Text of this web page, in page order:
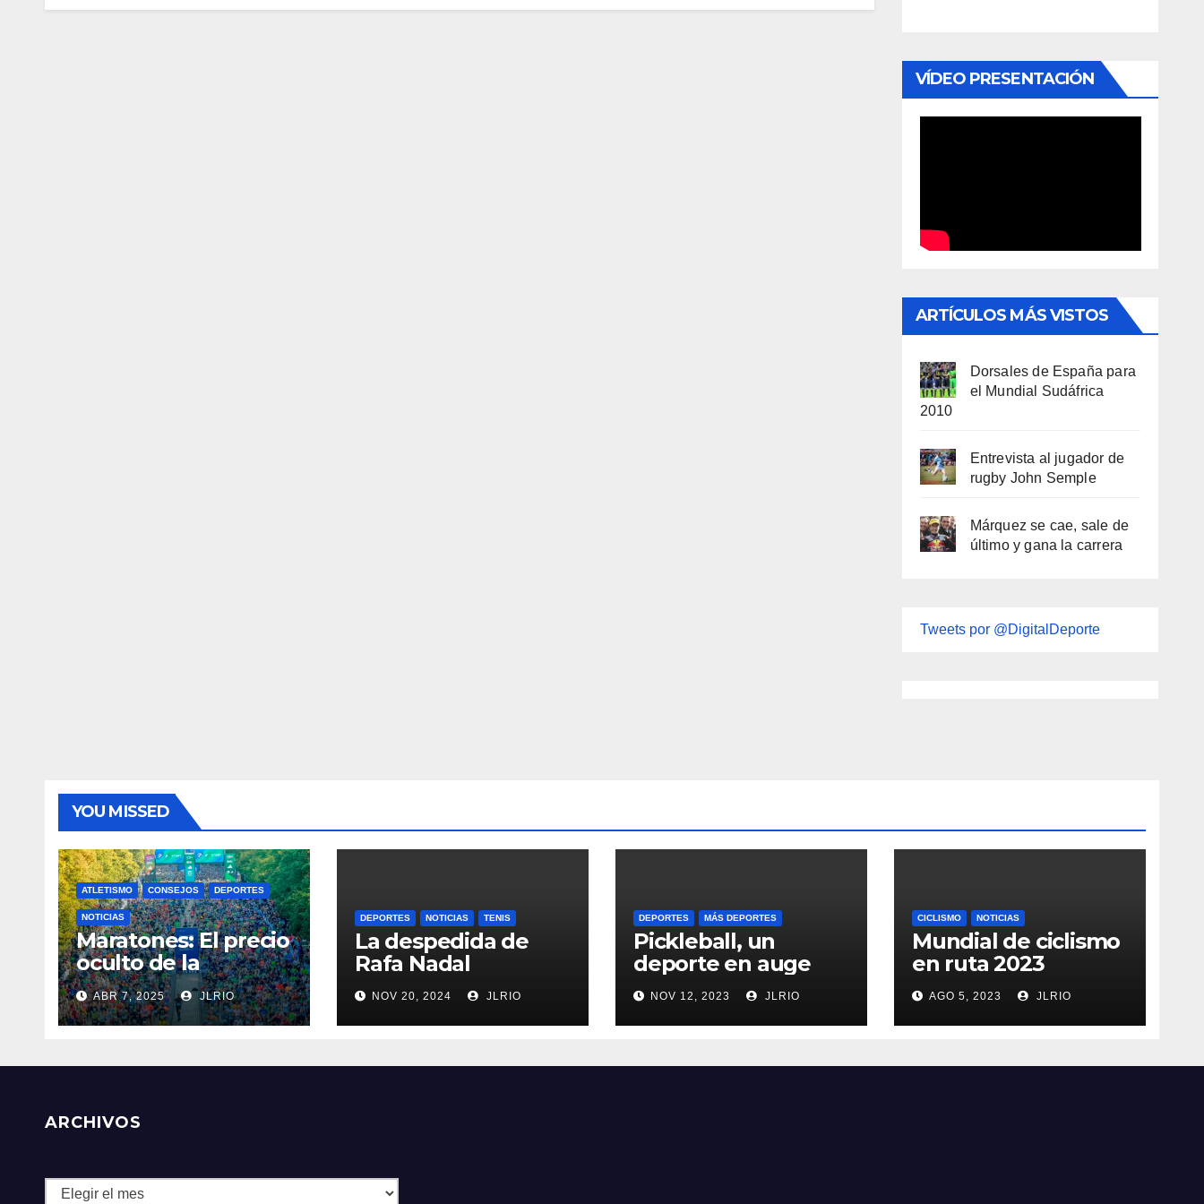
VÍDEO PRESENTACIÓN
ARTÍCULOS MÁS VISTOS
Dorsales de España para
el Mundial Sudáfrica
2010
Entrevista al jugador de
rugby John Semple
Márquez se cae, sale de
último y gana la carrera
Tweets por @DigitalDeporte
YOU MISSED
ATLETISMO CONSEJOS DEPORTES
NOTICIAS
Maratones: El precio
oculto de la
resistencia
ABR 7, 2025 JLRIO
DEPORTES NOTICIAS TENIS
La despedida de
Rafa Nadal
NOV 20, 2024 JLRIO
DEPORTES MÁS DEPORTES
Pickleball, un
deporte en auge
NOV 12, 2023 JLRIO
CICLISMO NOTICIAS
Mundial de ciclismo
en ruta 2023
AGO 5, 2023 JLRIO
ARCHIVOS
Archivos